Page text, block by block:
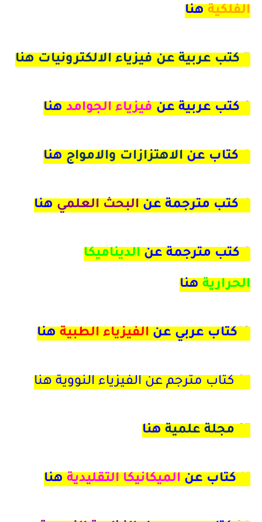
الفلكية هنا
فيزياء الجوامد هنا
كتاب عن الاهتزازات والامواج هنا
البحث العلمي هنا
كتب مترجمة عن الديناميكا
الحرارية هنا
الفيزياء الطبية هنا
كتاب مترجم عن الفيزياء النووية هنا
مجلة علمية هنا
الميكانيكا التقليدية هنا